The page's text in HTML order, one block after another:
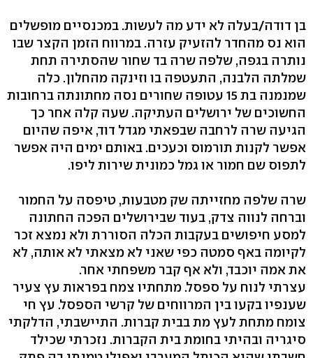
בן דודה/בעלה לא ידע מה לעשות. במכנסיים מופשלים
הוא נס מהחדר להזעיק עזרה. במרווח הזמן הקצר שבו
נותרה בגפה, שלפה שרה בד שחור שהסתירה תחת
שמלתה הלבנה, התעטפה בו וזינקה מהחלון. כלה
שמנמנה בת 15 עטופה שחורים נסה מחתונתה ברחובות
החשוכים של ירושלים העתיקה. שעה קלה אחר כך
הגיעה שרה לרחבה שבפאתי מגדל דוד, איפה שהיום
אפשר לקנות תורמוס וכעכים. באותם ימים היה אפשר
לתפוס שם חמור או גמל כמונית שירות ליפו.
שרה שלפה מחזייתה שק מטבעות, טיפסה על החמור
וברחה לנווה צדק, בעוד שבירושלים הפכה החתונה
למסע חיפושים בעקבות הכלה הסוררת ולא נמצא זכר
לקיומה באף סמטה כפי שאני לא מצאתי לא אותה, לא
את אמה יוכבד, ולא אף קבר משפחתי אחר.
עצרתי לנוח על ספסל. מתחתיו צמח בפראות עץ צעיר
שענפיו בקעו בין המרווחים של קרשי הספסל. עץ חי
צומח מתחת לעץ מת בבית קברות. התיישבתי, הדלקתי
סיגריה ובהיתי בחומת בית הקברות. נזכרתי שכילד